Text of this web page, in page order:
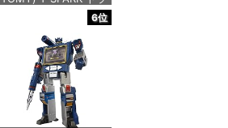
ンスフォーマー ニュー
レジェンズ NL-06 オ
ートボット コスモス
可動フィギュア
価格：¥4,440
6位